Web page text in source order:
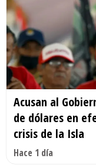
Acusan al
de dólares en
crisis de la Isla
Hace 1 día